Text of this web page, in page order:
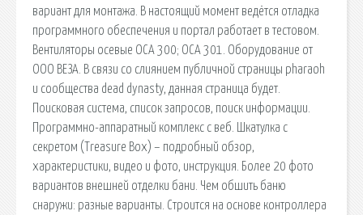
вариант для монтажа. В настоящий момент ведётся отладка
программного обеспечения и портал работает в тестовом.
Вентиляторы осевые ОСА 300; ОСА 301. Оборудование от
ООО ВЕЗА. В связи со слиянием публичной страницы pharaoh
и сообщества dead dynasty, данная страница будет.
Поисковая сиcтема, список запросов, поиск информации.
Программно-аппаратный комплекс с веб. Шкатулка с
секретом (Treasure Box) – подробный обзор,
характеристики, видео и фото, инструкция. Более 20 фото
вариантов внешней отделки бани. Чем обшить баню
снаружи: разные варианты. Строится на основе контроллера